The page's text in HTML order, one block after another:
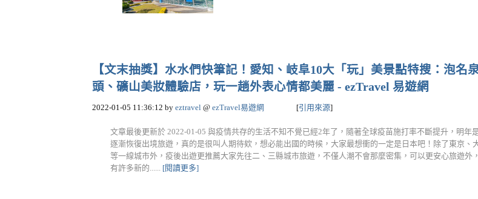
【文末抽獎】水水們快筆記！愛知、岐阜10大「玩」美景點特搜：泡名
頭、礦山美妝體驗店，玩一趟外表心情都美麗 - ezTravel 易遊網
2022-01-05 11:36:12 by eztravel @ ezTravel易遊網 [引用來源]
文章最後更新於 2022-01-05 與疫情共存的生活不知不覺已經2年了，隨著全球疫苗施打率不斷提升，明年
逐漸恢復出境旅遊，真的是很叫人期待欸，想必能出國的時候，大家最想衝的一定是日本吧！除了東京、
等一線城市外，疫後出遊更推薦大家先往二、三縣城市旅遊，不僅人潮不會那麼密集，可以更安心旅遊外
有許多新的...... [閱讀更多]